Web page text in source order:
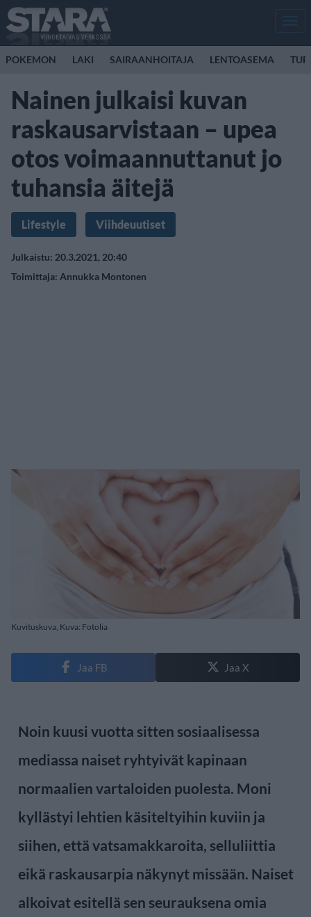
POKEMON LAKI SAIRAANHOITAJA LENTOASEMA
Nainen julkaisi kuvan
raskausarvistaan – upea
otos voimaannuttanut jo
tuhansia äitejä
Lifestyle Viihdeuutiset
Julkaistu: 20.3.2021, 20:40
Toimittaja: Annukka Montonen
Kuvituskuva, Kuva: Fotolia
Jaa FB Jaa X
Noin kuusi vuotta sitten sosiaalisessa
mediassa naiset ryhtyivät kapinaan
normaalien vartaloiden puolesta. Moni
kyllästyi lehtien käsiteltyihin kuviin ja
siihen, että vatsamakkaroita, selluliittia
eikä raskausarpia näkynyt missään. Naiset
alkoivat esitellä sen seurauksena omia